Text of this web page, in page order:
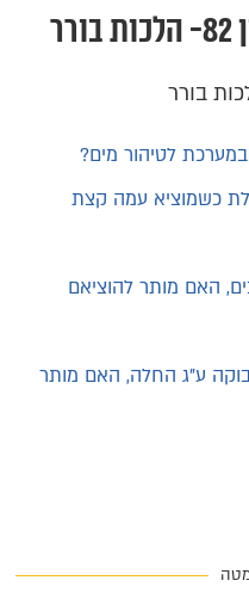
לטיהור מים?
כשמוציא עמה קצת
האם מותר להוציאם
ע"ג החלה, האם מותר